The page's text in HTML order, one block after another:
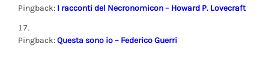
Pingback: I racconti del Necronomicon – Howard P. Lovecraft
Pingback:Questa sono io – Federico Guerri